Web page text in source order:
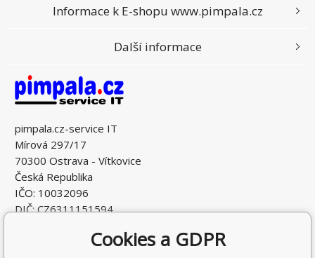
pimpala.cz-service IT
Mírová 297/17
70300 Ostrava - Vítkovice
Česká Republika
IČO: 10032096
DIČ: CZ6311151594
Informace k E-shopu www.pimpala.cz
Další informace
Cookies a GDPR